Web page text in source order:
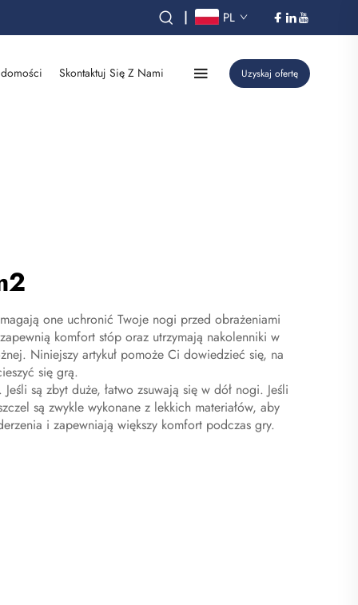
| PL
Skontaktuj Się Z Nami Uzyskaj ofertę
one uchronić Twoje nogi przed obrażeniami
komfort stóp oraz utrzymają nakolenniki w
Niniejszy artykuł pomoże Ci dowiedzieć się, na
się grą.
są zbyt duże, łatwo zsuwają się w dół nogi. Jeśli
są zwykle wykonane z lekkich materiałów, aby
i zapewniają większy komfort podczas gry.